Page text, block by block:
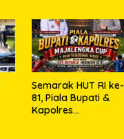
Semarak HUT RI ke-
81, Piala Bupati &
Kapolres